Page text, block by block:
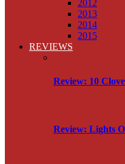
2012
2013
2014
2015
REVIEWS
Review: 10
Review: Lights